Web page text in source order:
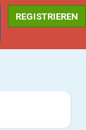
REGISTRIEREN